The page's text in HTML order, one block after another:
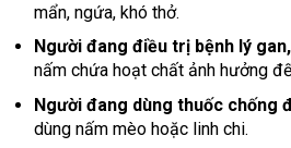
mẩn, ngứa, khó thở.
Người đang điều trị bệnh lý
nấm chứa hoạt chất ảnh hưởng
Người đang dùng thuốc chống
dùng nấm mèo hoặc linh chi.